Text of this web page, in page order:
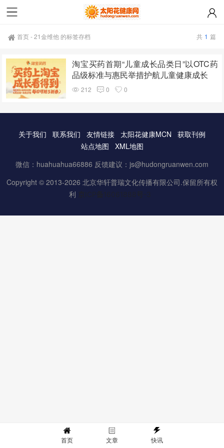
首页-21金维他 的标签存档 共 1 篇
淘宝买药首期“儿童成长品类日”以OTC药
品级标准与惠民举措护航儿童健康成长
212 0 0
关于我们 联系我们 友情链接 太阳花健康MCN
获取刊例
站点地图
XML地图
微信：huahuahua66886 反馈建议：js@hudongruanwen.com
Copyright © 2013-2026 北京华轩普瑞文化传播有限公司.保留所有权
利 京ICP备16061888号-3
首页 文章 快讯